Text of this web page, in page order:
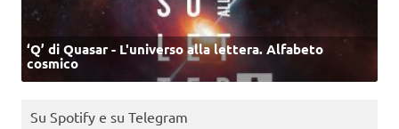
‘Q’ di Quasar - L'universo alla lettera. Alfabeto
cosmico
Su Spotify e su Telegram